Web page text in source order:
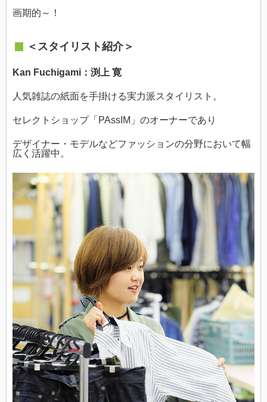
画期的～！
＜スタイリスト紹介＞
Kan Fuchigami：渕上 寛
人気雑誌の紙面を手掛ける実力派スタイリスト。
セレクトショップ「PAssIM」のオーナーであり
デザイナー・モデルなどファッションの分野において幅
広く活躍中。